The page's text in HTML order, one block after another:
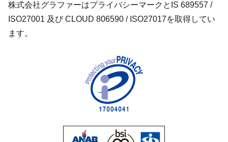
株式会社グラファーはプライバシーマークとIS 689557 /
ISO27001 及び CLOUD 806590 / ISO27017を取得してい
ます。